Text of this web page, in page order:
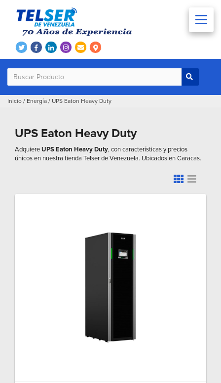
Inicio / Energía / UPS Eaton Heavy Duty
UPS Eaton Heavy Duty
AdquiereUPS Eaton Heavy Duty, con características y precios
únicos en nuestra tienda Telser de Venezuela. Ubicados en Caracas.